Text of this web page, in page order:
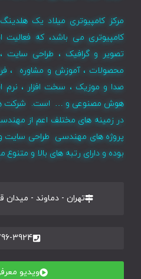
مرکز کامپیوتری میلاد یک
کامپیوتری می باشد، که
تصویر و گرافیک ، طراحی سایت ،
محصولات ، آموزش و مشاوره ،
صدا و موزیک ، سخت افزار ، نرم
هوش مصنوعی و … است. شرکت های
در زمینه های مختلف اعم از
پروژه های مهندسی طراحی سایت و
بوده و دارای رتبه های بالا و متنوع
تهران - دماوند -
3924
ویدیو